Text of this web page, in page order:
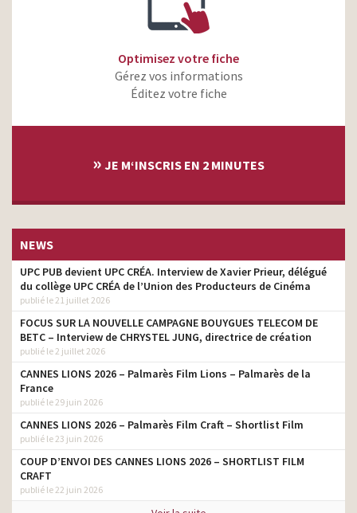
Optimisez votre fiche
Gérez vos informations
Éditez votre fiche
» JE M‘INSCRIS EN 2 MINUTES
NEWS
UPC PUB devient UPC CRÉA. Interview de Xavier Prieur, délégué
du collège UPC CRÉA de l’Union des Producteurs de Cinéma
publié le 21 juillet 2026
FOCUS SUR LA NOUVELLE CAMPAGNE BOUYGUES TELECOM DE
BETC – Interview de CHRYSTEL JUNG, directrice de création
publié le 2 juillet 2026
CANNES LIONS 2026 – Palmarès Film Lions – Palmarès de la
France
publié le 29 juin 2026
CANNES LIONS 2026 – Palmarès Film Craft – Shortlist Film
publié le 23 juin 2026
COUP D’ENVOI DES CANNES LIONS 2026 – SHORTLIST FILM
CRAFT
publié le 22 juin 2026